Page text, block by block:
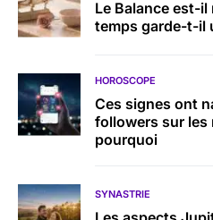
Le Balance est-
temps garde-t-il
HOROSCOPE
Ces signes ont
followers sur les
pourquoi
SYNASTRIE